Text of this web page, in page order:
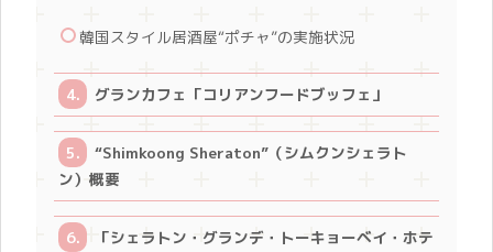
韓国スタイル居酒屋“ポチャ”の実施状況
グランカフェ「コリアンフードブッフェ」
“Shimkoong Sheraton”（シムクンシェラト
ン）概要
「シェラトン・グランデ・トーキョーベイ・ホテ